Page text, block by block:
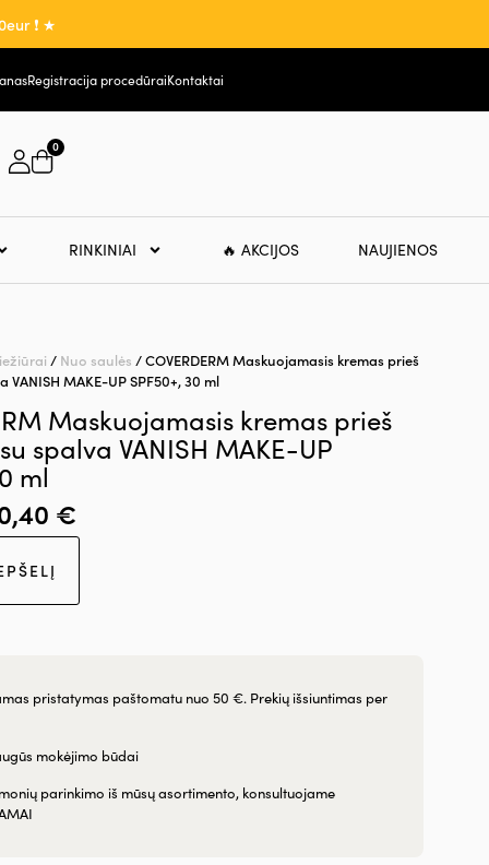
❗ ★
Registracija procedūraiKontaktai
0
RINKINIAI 🔥 AKCIJOS NAUJIENOS
/ Nuo saulės / COVERDERM Maskuojamasis kremas prieš
MAKE-UP SPF50+, 30 ml
Maskuojamasis kremas prieš
spalva VANISH MAKE-UP
ml
€
pristatymas paštomatu nuo 50 €. Prekių išsiuntimas per
mokėjimo būdai
parinkimo iš mūsų asortimento, konsultuojame